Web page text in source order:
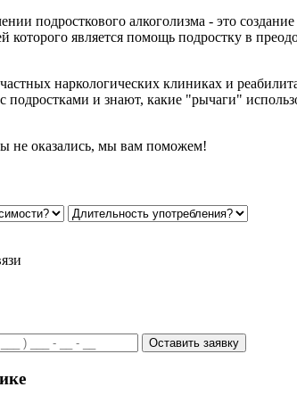
подросткового алкоголизма - это
которого является помощь подростку в
наркологических клиниках и
и знают, какие "рычаги"
не оказались, мы вам поможем!
Оставить заявку